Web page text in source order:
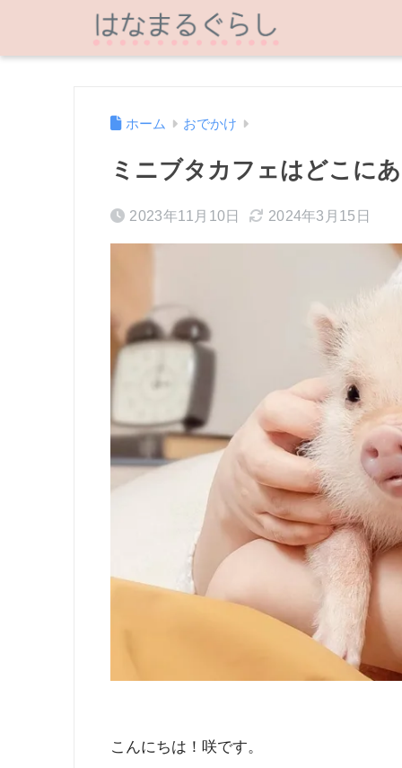
ホーム おでかけ
ミニブタカフェはどこに
2023年11月10日 2024年3月15日
こんにちは！咲です。